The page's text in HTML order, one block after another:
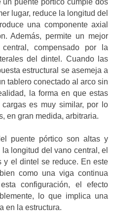
puente pórtico cumple dos
lugar, reduce la longitud del
una componente axial
Además, permite un mejor
compensado por la
del dintel. Cuando las
estructural se asemeja a
tablero conectado al arco sin
la forma en que estas
es muy similar, por lo
en gran medida, arbitraria.
puente pórtico son altas y
longitud del vano central, el
y el dintel se reduce. En este
como una viga continua
configuración, el efecto
lo que implica una
en la estructura.